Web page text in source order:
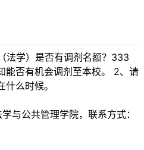
法学）是否有调剂名额？333
能否有机会调剂至本校。 2、请
么时候。
与公共管理学院，联系方式：